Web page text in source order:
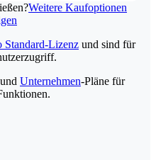
Weitere Kaufoptionen
Standard-Lizenz und sind für
Unternehmen-Pläne für